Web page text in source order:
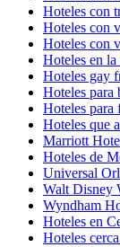
Hoteles con
Hoteles con
Hoteles con
Hoteles en
Hoteles gay
Hoteles para
Hoteles para
Hoteles que
Marriott
Hoteles de
Universal
Walt Disney
Wyndham
Hoteles en
Hoteles